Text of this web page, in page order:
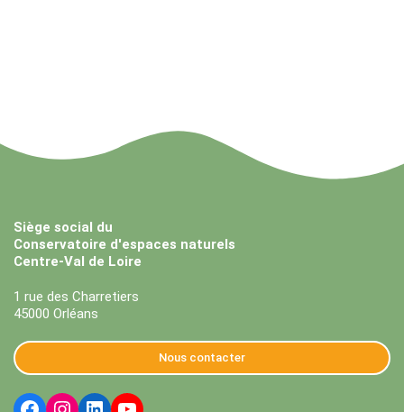
Siège social du
Conservatoire d'espaces naturels
Centre-Val de Loire
1 rue des Charretiers
45000 Orléans
Nous contacter